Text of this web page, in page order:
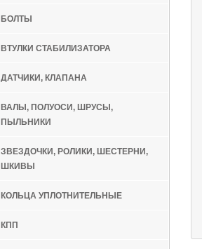
БОЛТЫ
ВТУЛКИ СТАБИЛИЗАТОРА
ДАТЧИКИ, КЛАПАНА
ВАЛЫ, ПОЛУОСИ, ШРУСЫ,
ПЫЛЬНИКИ
ЗВЕЗДОЧКИ, РОЛИКИ, ШЕСТЕРНИ,
ШКИВЫ
КОЛЬЦА УПЛОТНИТЕЛЬНЫЕ
КПП